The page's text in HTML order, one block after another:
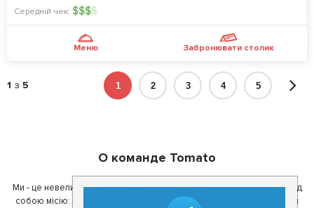
Середній чек: $$$$
Меню Забронювати столик
1 з 5 1 2 3 4 5
О команде Tomato
Ми - це невелика команда ентузіастів з України. Ми поставили перед
собою місію: зробити так, щоб де б в Україні ви не знаходилися, ви